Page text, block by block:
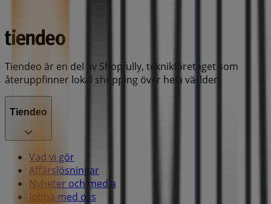
Tiendeo är en del av Shopfully, teknikföretaget som
återuppfinner lokal shopping över hela världen.
Tiendeo
Vad vi gör
Affärslösningar
Nyheter och media
Jobba med oss